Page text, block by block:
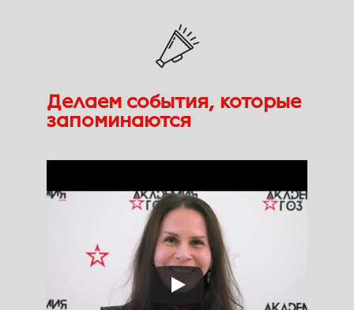
Делаем события, которые
запоминаются